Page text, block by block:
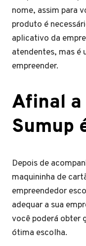
nome, assim para
produto é
aplicativo da
atendentes, mas é
empreender.
Afinal
Sumup
Depois de
maquininha de
empreendedor
adequar a sua
você poderá obter
ótima escolha.